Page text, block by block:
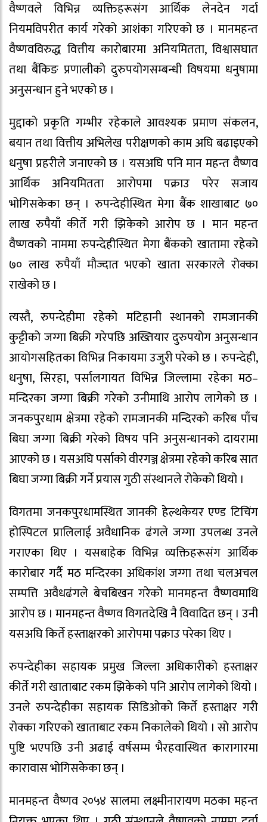
वैष्णवले विभिन्न व्यक्तिहरूसंग आर्थिक लेनदेन गर्दा
नियमविपरीत कार्य गरेको आशंका गरिएको छ । मानमहन्त
वैष्णवविरुद्ध वित्तीय कारोबारमा अनियमितता, विश्वासघात
तथा बैंकिङ प्रणालीको दुरुपयोगसम्बन्धी विषयमा धनुषामा
अनुसन्धान हुने भएको छ ।
मुद्दाको प्रकृति गम्भीर रहेकाले आवश्यक प्रमाण संकलन,
बयान तथा वित्तीय अभिलेख परीक्षणको काम अघि बढाइएको
धनुषा प्रहरीले जनाएको छ । यसअघि पनि मान महन्त वैष्णव
आर्थिक अनियमितता आरोपमा पक्राउ परेर सजाय
भोगिसकेका छन् । रुपन्देहीस्थित मेगा बैंक शाखाबाट ७०
लाख रुपैयाँ कीर्ते गरी झिकेको आरोप छ । मान महन्त
वैष्णवको नाममा रुपन्देहीस्थित मेगा बैंकको खातामा रहेको
७० लाख रुपैयाँ मौज्दात भएको खाता सरकारले रोक्का
राखेको छ ।
त्यस्तै, रुपन्देहीमा रहेको मटिहानी स्थानको रामजानकी
कुट्टीको जग्गा बिक्री गरेपछि अख्तियार दुरुपयोग अनुसन्धान
आयोगसहितका विभिन्न निकायमा उजुरी परेको छ । रुपन्देही,
धनुषा, सिरहा, पर्सालगायत विभिन्न जिल्लामा रहेका मठ–
मन्दिरका जग्गा बिक्री गरेको उनीमाथि आरोप लागेको छ ।
जनकपुरधाम क्षेत्रमा रहेको रामजानकी मन्दिरको करिब पाँच
बिघा जग्गा बिक्री गरेको विषय पनि अनुसन्धानको दायरामा
आएको छ । यसअघि पर्साको वीरगञ्ज क्षेत्रमा रहेको करिब सात
बिघा जग्गा बिक्री गर्ने प्रयास गुठी संस्थानले रोकेको थियो ।
विगतमा जनकपुरधामस्थित जानकी हेल्थकेयर एण्ड टिचिंग
होस्पिटल प्रालिलाई अवैधानिक ढंगले जग्गा उपलब्ध उनले
गराएका थिए । यसबाहेक विभिन्न व्यक्तिहरूसंग आर्थिक
कारोबार गर्दै मठ मन्दिरका अधिकांश जग्गा तथा चलअचल
सम्पत्ति अवैधढंगले बेचबिखन गरेको मानमहन्त वैष्णवमाथि
आरोप छ । मानमहन्त वैष्णव विगतदेखि नै विवादित छन् । उनी
यसअघि किर्ते हस्ताक्षरको आरोपमा पक्राउ परेका थिए ।
रुपन्देहीका सहायक प्रमुख जिल्ला अधिकारीको हस्ताक्षर
कीर्ते गरी खाताबाट रकम झिकेको पनि आरोप लागेको थियो ।
उनले रुपन्देहीका सहायक सिडिओको किर्ते हस्ताक्षर गरी
रोक्का गरिएको खाताबाट रकम निकालेको थियो । सो आरोप
पुष्टि भएपछि उनी अढाई वर्षसम्म भैरहवास्थित कारागारमा
कारावास भोगिसकेका छन् ।
मानमहन्त वैष्णव २०५४ सालमा लक्ष्मीनारायण मठका महन्त